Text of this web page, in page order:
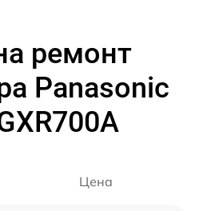
ремонт
Panasonic
Цена